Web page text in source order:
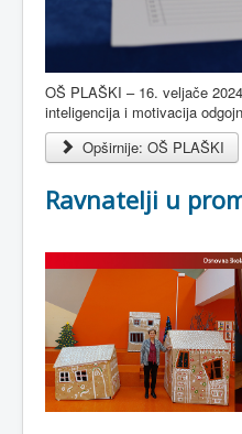
OŠ PLAŠKI – 16. veljače
inteligencija i motivacija
Opširnije: OŠ PLAŠKI
Ravnatelji u